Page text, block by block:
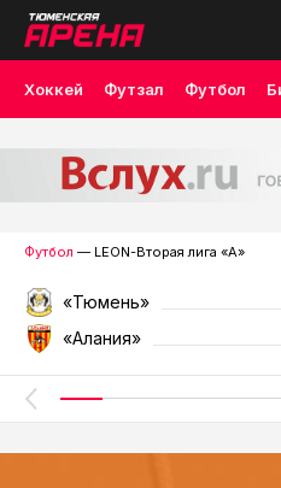
Хоккей Футзал Футбол
Футбол — LEON-Вторая лига «А»
«Тюмень»
«Алания»